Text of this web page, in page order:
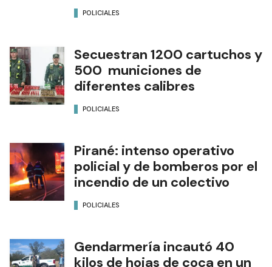
POLICIALES
Secuestran 1200 cartuchos y
500 municiones de
diferentes calibres
POLICIALES
Pirané: intenso operativo
policial y de bomberos por el
incendio de un colectivo
POLICIALES
Gendarmería incautó 40
kilos de hojas de coca en un